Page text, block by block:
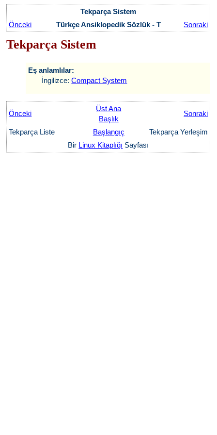
Tekparça Sistem
Önceki
Türkçe Ansiklopedik Sözlük - T Sonraki
Tekparça Sistem
Eş anlamlılar:
İngilizce:Compact System
Önceki
Üst Ana
Başlık
Sonraki
Tekparça Liste Başlangıç
Tekparça Yerleşim
Bir Linux Kitaplığı Sayfası